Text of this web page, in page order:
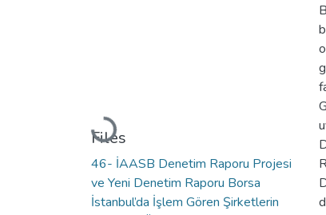
Loading...
Files
46- İAASB Denetim Raporu Projesi
ve Yeni Denetim Raporu Borsa
İstanbul’da İşlem Gören Şirketlerin